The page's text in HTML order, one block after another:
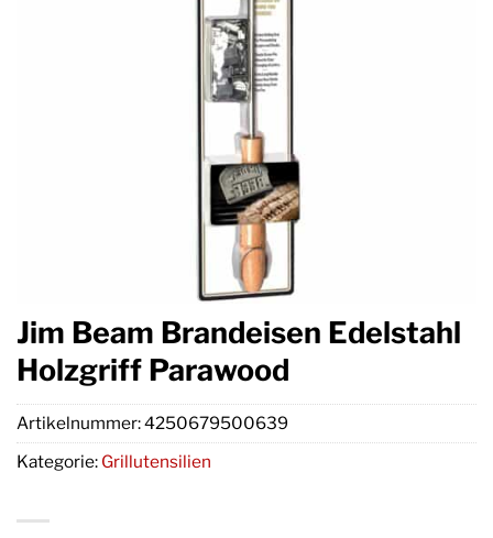
Jim Beam Brandeisen Edelstahl
Holzgriff Parawood
Artikelnummer:4250679500639
Kategorie: Grillutensilien